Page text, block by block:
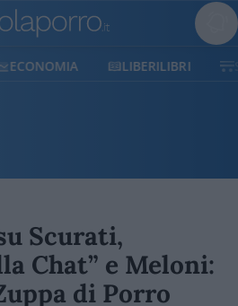
ECONOMIA LIBERILIBRI
Scurati,
Chat” e Meloni:
di Porro